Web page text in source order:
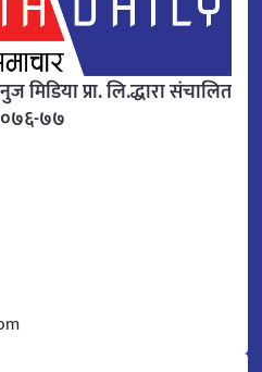
मिडिया प्रा. लि.द्धारा संचालित
०७६-७७